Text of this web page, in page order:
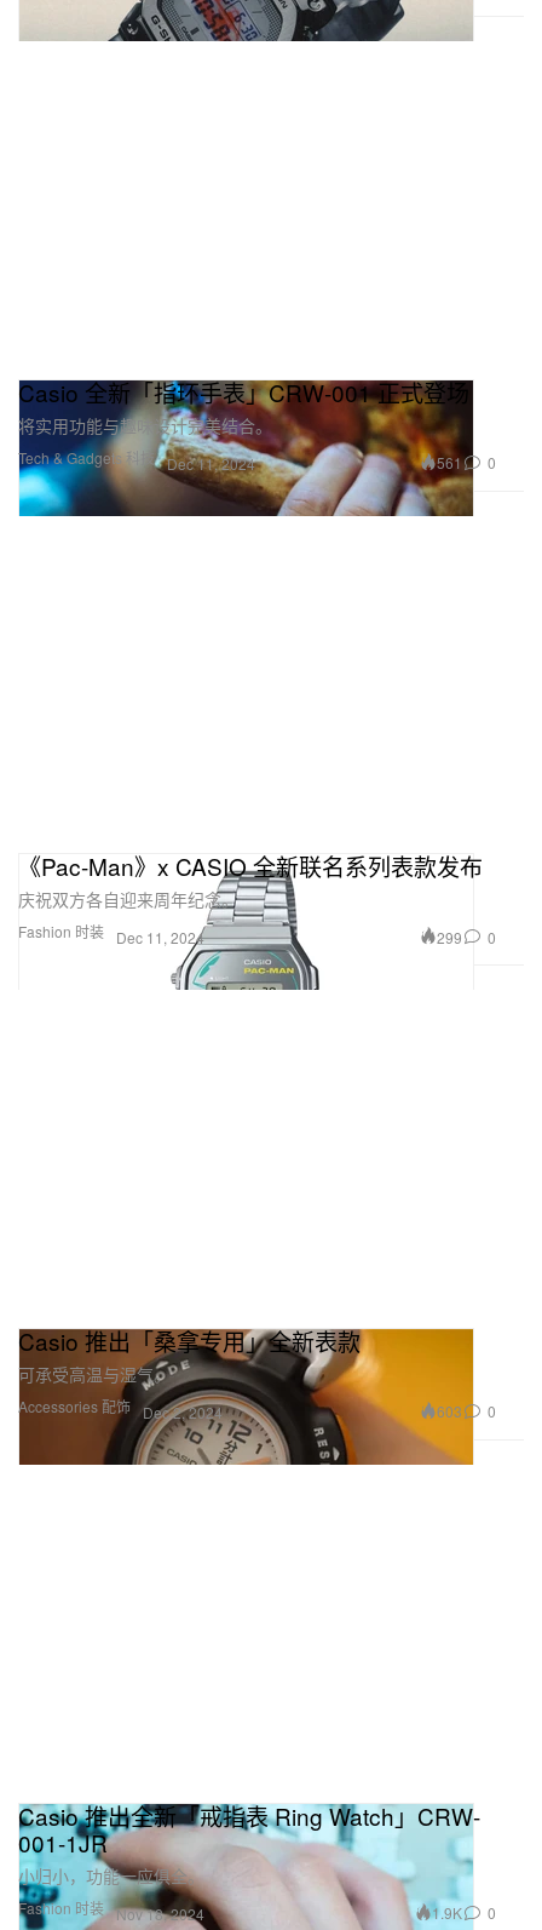
Tech & Gadgets 科技
Casio 全新「指环手表」CRW-001 正式登场
将实用功能与趣味设计完美结合。
Dec 11, 2024 561 0
Fashion 时装
《Pac-Man》x CASIO 全新联名系列表款发布
庆祝双方各自迎来周年纪念。
Dec 11, 2024 299 0
Accessories 配饰
Casio 推出「桑拿专用」全新表款
可承受高温与湿气。
Dec 2, 2024 603 0
Fashion 时装
Casio 推出全新「戒指表 Ring Watch」CRW-
001-1JR
小归小，功能一应俱全。
Nov 18, 2024 1.9K 0